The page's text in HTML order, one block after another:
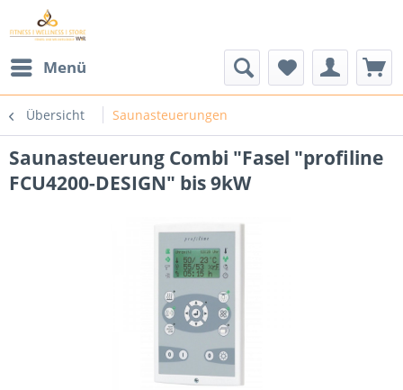
Menü
Übersicht Saunasteuerungen
Saunasteuerung Combi "Fasel "profiline
FCU4200-DESIGN" bis 9kW